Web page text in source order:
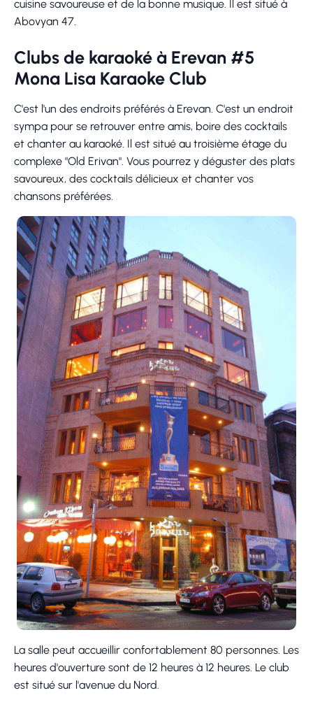
cuisine savoureuse et de la bonne musique. Il est situé à
Abovyan 47.
Clubs de karaoké à Erevan #5
Mona Lisa Karaoke Club
C'est l'un des endroits préférés à Erevan. C'est un endroit
sympa pour se retrouver entre amis, boire des cocktails
et chanter au karaoké. Il est situé au troisième étage du
complexe "Old Erivan". Vous pourrez y déguster des plats
savoureux, des cocktails délicieux et chanter vos
chansons préférées.
La salle peut accueillir confortablement 80 personnes. Les
heures d'ouverture sont de 12 heures à 12 heures. Le club
est situé sur l'avenue du Nord.